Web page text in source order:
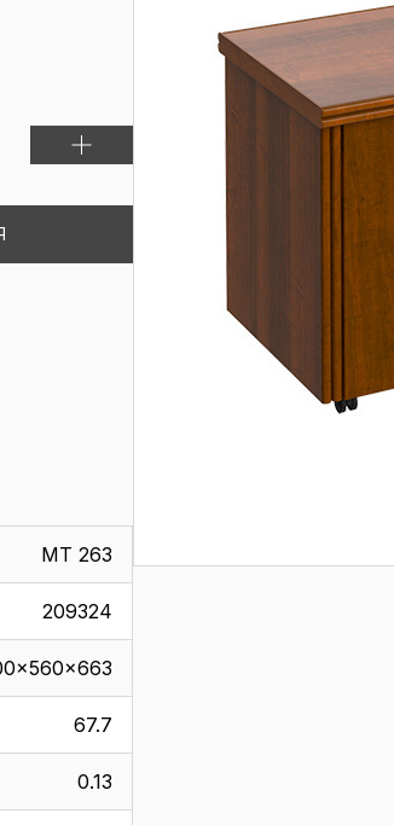
МТ 263
209324
67.7
0.13